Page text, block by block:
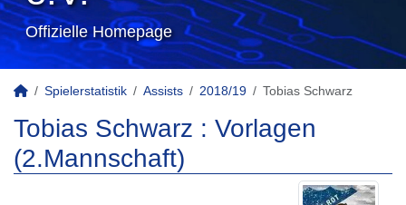
Offizielle Homepage
Spielerstatistik Assists 2018/19 Tobias Schwarz
Tobias Schwarz : Vorlagen
(2.Mannschaft)